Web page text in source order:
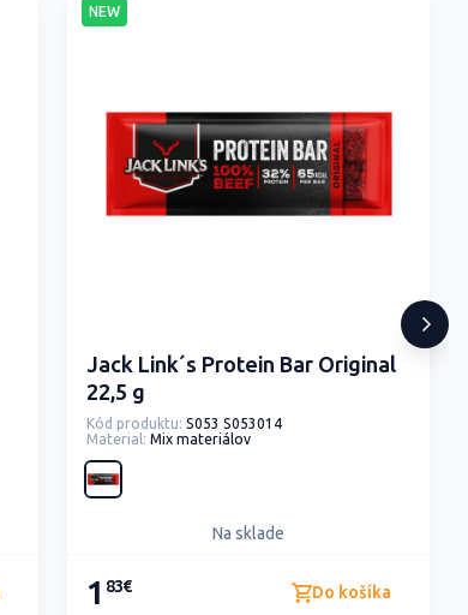
NEW
Jack Link´s Protein Bar Original
22,5 g
Kód produktu: S053 S053014
Material: Mix materiálov
Na sklade
1 83€ Do košíka